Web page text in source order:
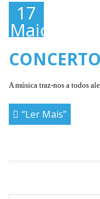
17
Maio,
2019
A música traz-nos a todos
“Ler Mais”